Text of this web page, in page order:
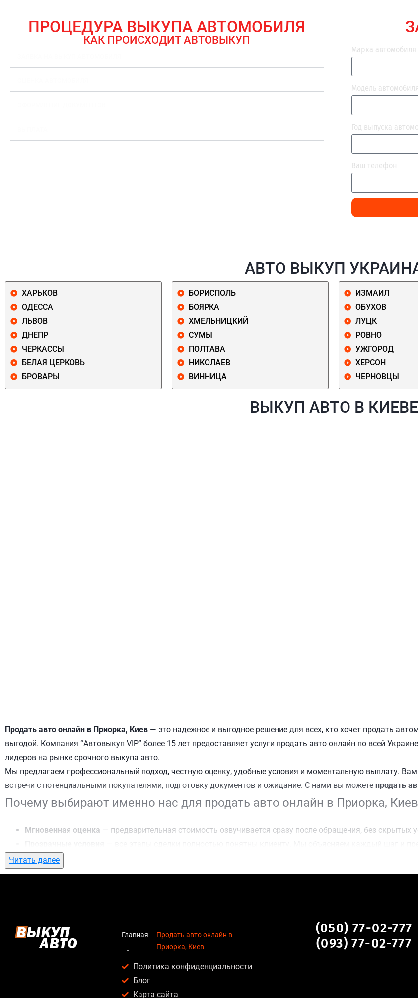
ПРОЦЕДУРА ВЫКУПА АВТОМОБИЛЯ
КАК ПРОИСХОДИТ АВТОВЫКУП
Марка автомобиля
Модель автомобиля
Год выпуска
Ваш телефон
АВТО ВЫКУП
ХАРЬКОВ
ОДЕССА
ЛЬВОВ
ДНЕПР
ЧЕРКАССЫ
БЕЛАЯ ЦЕРКОВЬ
БРОВАРЫ
БОРИСПОЛЬ
БОЯРКА
ХМЕЛЬНИЦКИЙ
СУМЫ
ПОЛТАВА
НИКОЛАЕВ
ВИННИЦА
ИЗМАИЛ
ОБУХОВ
ЛУЦК
РОВНО
УЖГОРОД
ХЕРСОН
ЧЕРНОВЦЫ
ВЫКУП АВТО В КИЕВЕ
Продать авто онлайн в Приорка, Киев — это надежное и выгодное решение для всех, кто хочет продать
выгодой. Компания “Автовыкуп VIP” более 15 лет предоставляет услуги продать авто онлайн по всей
лидеров на рынке срочного выкупа авто.
Мы предлагаем профессиональный подход, честную оценку, удобные условия и моментальную выплату.
встречи с потенциальными покупателями, подготовку документов и ожидание. С нами вы можете продать
Почему выбирают именно нас для продать авто онлайн в Приорка, Киев
Мгновенная оценка — предварительная стоимость озвучивается сразу после обращения, без скрытых
Гибкий подход
Честные цены— предлагаем до 95% от рыночной стоимости даже за авто после аварии или с
Кому подойдет продать авто онлайн в Приорка, Киев
Услуга продать авто онлайн в Приорка, Киев актуальна для:
Владельцев автомобилей после аварии, когда восстановление экономически нецелесообразно;
Читать далее
Главная
Продать авто онлайн в
Приорка, Киев
Политика конфиденциальности
Блог
Карта сайта
(050) 77-02-777
(093) 77-02-777